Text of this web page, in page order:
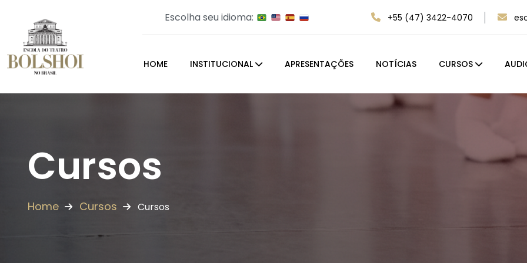
Escolha seu idioma: +55 (47) 3422-4070
HOME INSTITUCIONAL APRESENTAÇÕES NOTÍCIAS CURSOS
Cursos
Home Cursos Cursos